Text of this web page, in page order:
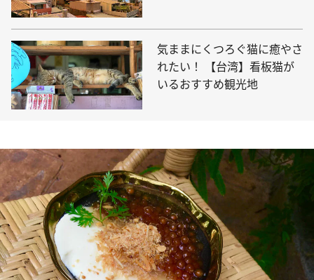
気ままにくつろぐ猫に癒やさ
れたい！ 【台湾】看板猫が
いるおすすめ観光地